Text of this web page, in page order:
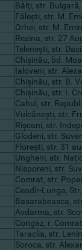
Bălţi, str.
Făleşti, str. M.
Orhei, str. M.
Rezina, str. 27
Teleneşti, str.
Chişinău, bd.
Ialoveni, str.
Chişinău, str. B.
Chişinău, str. I.
Cahul, str.
Vulcăneşti, str.
Rîşcani, str.
Glodeni, str.
Floreşti, str. 31
Ungheni, str.
Nisporeni, str.
Comrat, str.
Ceadîr-Lunga,
Basarabeasca,
Avdarma, str.
Congaz, r.
Taraclia, str.
Soroca, str.